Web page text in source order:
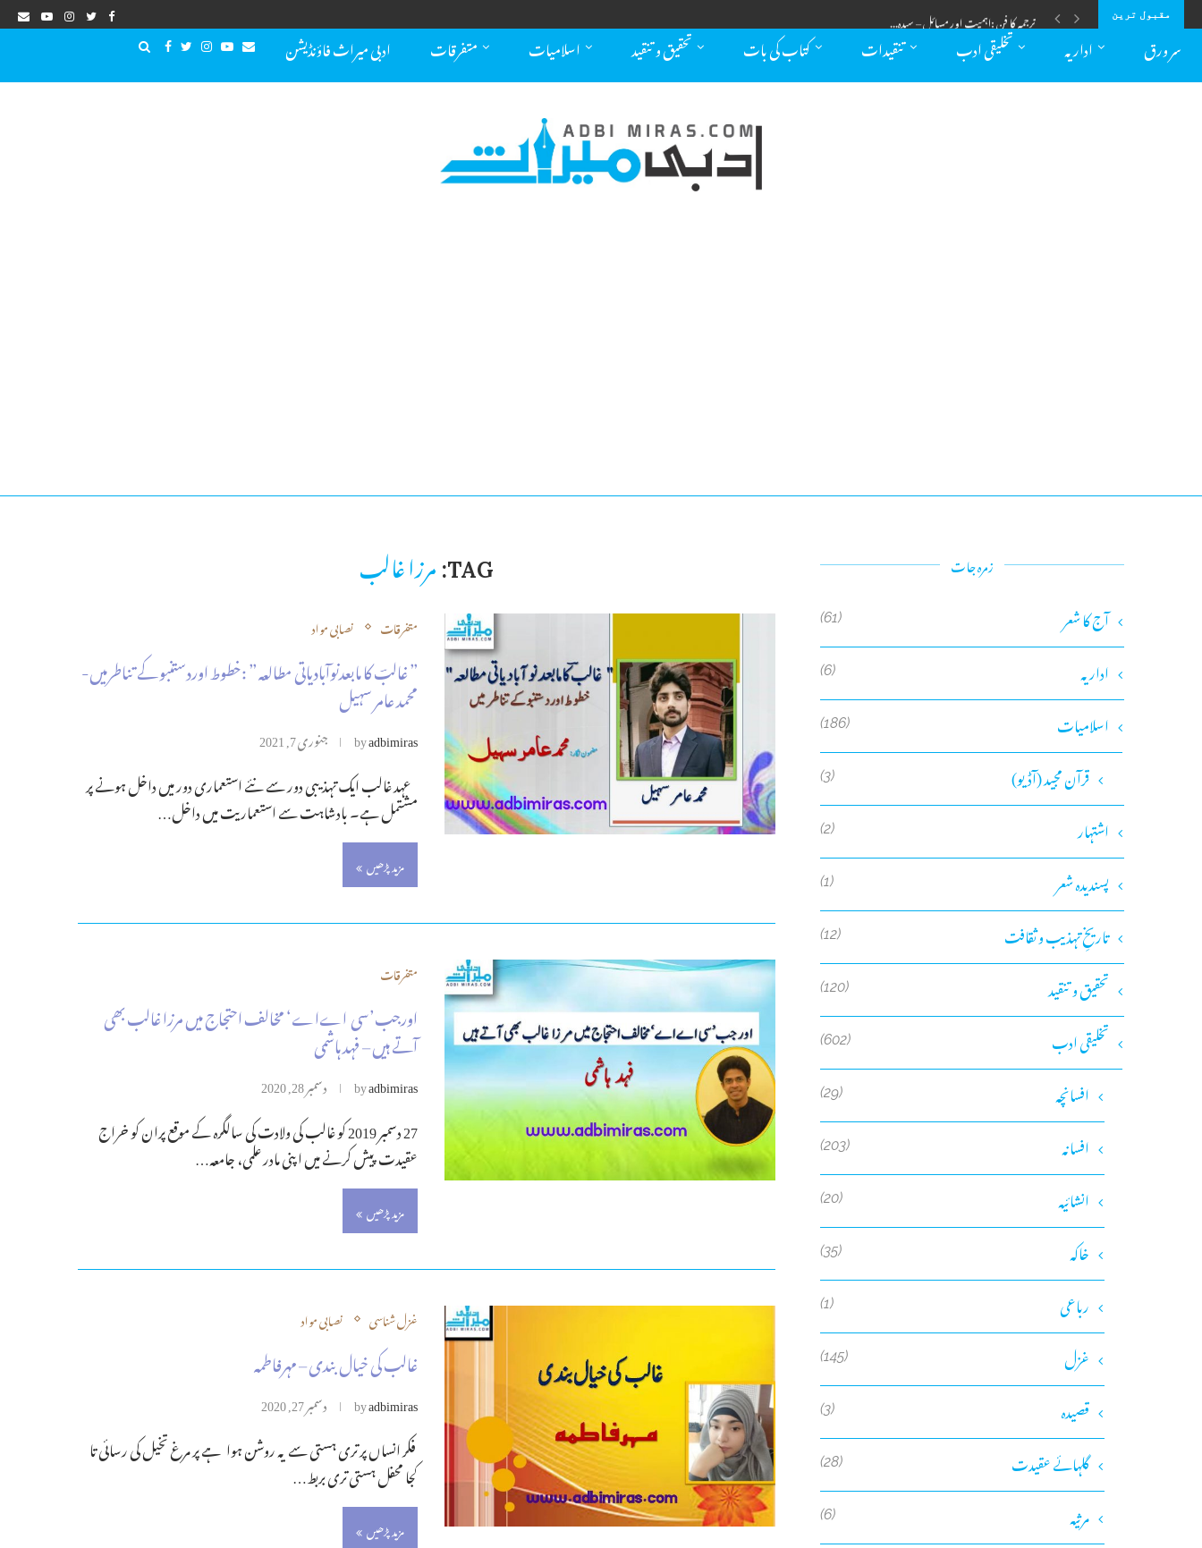
مقبول ترین ترجمہ کا فن :اہمیت اور مسائل – سیدہ...
سر ورق اداریہ تخلیقی ادب تنقیدات کتاب کی بات تحقیق و تنقید اسلامیات متفرقات ادبی میراث فاؤنڈیشن
TAG: مرزا غالب
متفرقات نصابی مواد
” غالبؔ کا مابعدنوآبادیاتی مطالعہ ” :خطوط اوردستنبو کے تناطرمیں-
محمد عامر سہیل
byadbimiras جنوری 7, 2021
عہد غالب ایک تہذیبی دور سے نئے استعماری دور میں داخل ہونے پر
مشتمل ہے۔ بادشاہت سے استعماریت میں داخل…
مزید پڑھیں
متفرقات
اورجب’سی اےاے‘ مخالف احتجاج میں مرزا غالب بھی
آتے ہیں – فہد ہاشمی
byadbimiras دسمبر 28, 2020
27 دسمبر 2019 کو غالب کی ولادت کی سالگرہ کے موقع پران کو خراج
عقیدت پیش کرنے میں اپنی مادر علمی، جامعہ…
مزید پڑھیں
غزل شناسی نصابی مواد
غالب کی خیال بندی – مہرفاطمہ
byadbimiras دسمبر 27, 2020
فکر انساں پر تری ہستی سے یہ روشن ہوا ہے پر مرغ تخیل کی رسائی تا
کجا محفل ہستی تری بربط…
مزید پڑھیں
زمرہ جات
آج کا شعر (61)
اداریہ (6)
اسلامیات (186)
قرآن مجید (آڈیو) (3)
اشتہار (2)
پسندیدہ شعر (1)
تاریخِ تہذیب و ثقافت (12)
تحقیق و تنقید (120)
تخلیقی ادب (602)
افسانچہ (29)
افسانہ (203)
انشائیہ (20)
خاکہ (35)
رباعی (1)
غزل (145)
قصیدہ (3)
گلہائے عقیدت (28)
مرثیہ (6)